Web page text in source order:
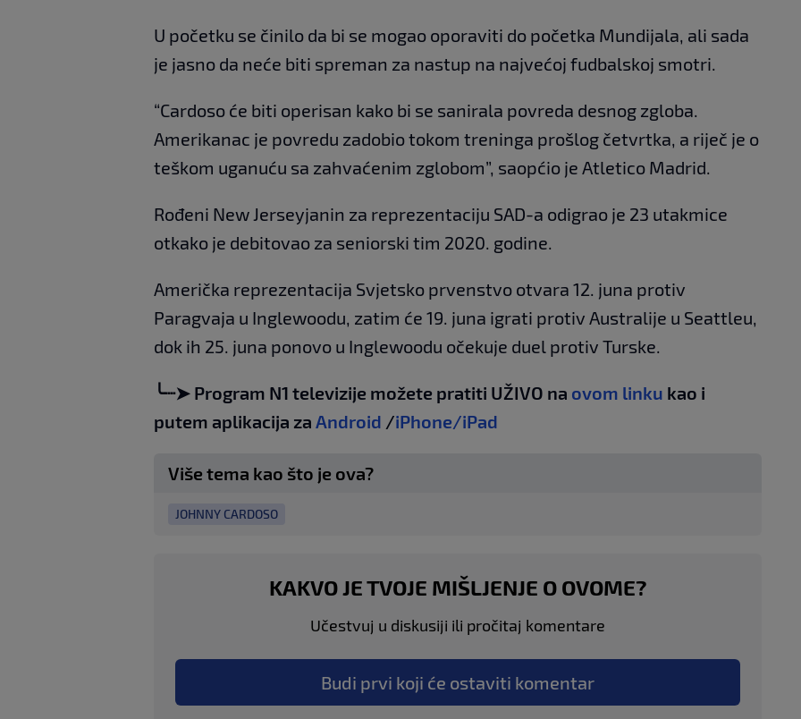
U početku se činilo da bi se mogao oporaviti do početka Mundijala, ali sada
je jasno da neće biti spreman za nastup na najvećoj fudbalskoj smotri.
“Cardoso će biti operisan kako bi se sanirala povreda desnog zgloba.
Amerikanac je povredu zadobio tokom treninga prošlog četvrtka, a riječ je o
teškom uganuću sa zahvaćenim zglobom”, saopćio je Atletico Madrid.
Rođeni New Jerseyjanin za reprezentaciju SAD-a odigrao je 23 utakmice
otkako je debitovao za seniorski tim 2020. godine.
Američka reprezentacija Svjetsko prvenstvo otvara 12. juna protiv
Paragvaja u Inglewoodu, zatim će 19. juna igrati protiv Australije u Seattleu,
dok ih 25. juna ponovo u Inglewoodu očekuje duel protiv Turske.
╰┈➤ Program N1 televizije možete pratiti UŽIVO na ovom linku kao i
putem aplikacija za Android /iPhone/iPad
Više tema kao što je ova?
JOHNNY CARDOSO
KAKVO JE TVOJE MIŠLJENJE O OVOME?
Učestvuj u diskusiji ili pročitaj komentare
Budi prvi koji će ostaviti komentar